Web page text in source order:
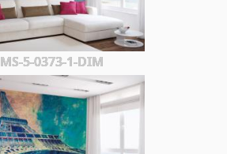
MS-5-0373-1-DIM